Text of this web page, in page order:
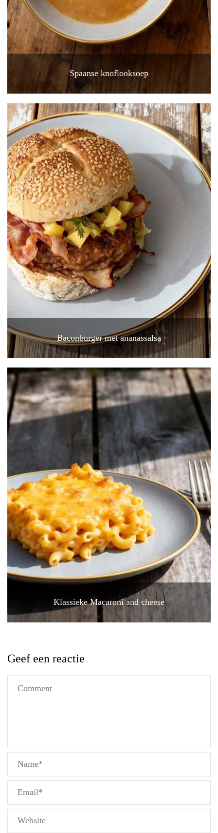
Spaanse knoflooksoep
Baconburger met ananassalsa
Klassieke Macaroni and cheese
Geef een reactie